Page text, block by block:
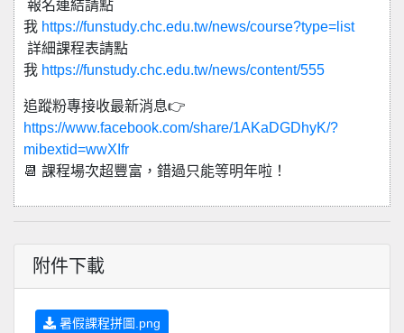
報名連結請點
我 https://funstudy.chc.edu.tw/news/course?type=list
詳細課程表請點
我 https://funstudy.chc.edu.tw/news/content/555
追蹤粉專接收最新消息👉
https://www.facebook.com/share/1AKaDGDhyK/?
mibextid=wwXIfr
📆 課程場次超豐富，錯過只能等明年啦！
附件下載
暑假課程拼圖.png